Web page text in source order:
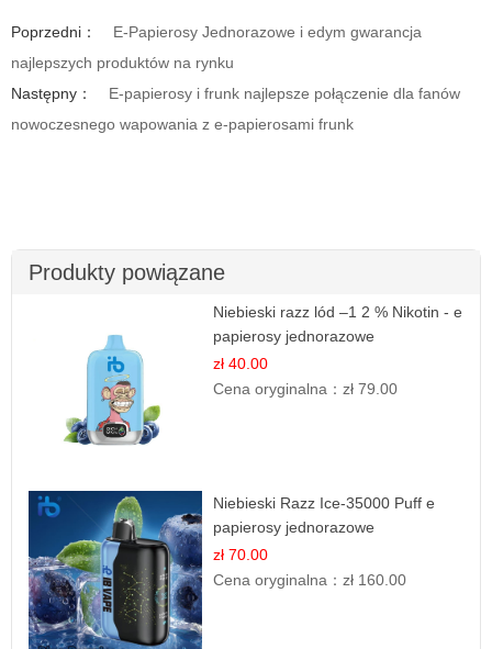
Poprzedni：
E-Papierosy Jednorazowe i edym gwarancja
najlepszych produktów na rynku
Następny：
E-papierosy i frunk najlepsze połączenie dla fanów
nowoczesnego wapowania z e-papierosami frunk
Produkty powiązane
Niebieski razz lód –1 2 % Nikotin - e
papierosy jednorazowe
zł 40.00
Cena oryginalna：zł 79.00
Niebieski Razz Ice-35000 Puff e
papierosy jednorazowe
zł 70.00
Cena oryginalna：zł 160.00